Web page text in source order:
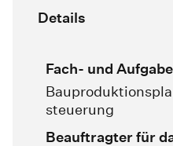
Details
Fach- und
steuerung
Beauftragter für